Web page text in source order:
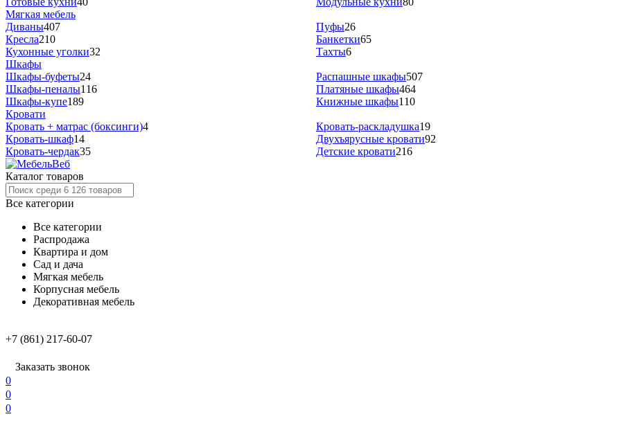
Мягкая мебель
Диваны407
Кресла210
Кухонные уголки32
Пуфы26
Банкетки65
Тахты6
Шкафы
Шкафы-буфеты24
Шкафы-пеналы116
Шкафы-купе189
Распашные шкафы507
Платяные шкафы464
Книжные шкафы110
Кровати
Кровать + матрас (боксинги)4
Кровать-шкаф14
Кровать-чердак35
Кровать-раскладушка19
Двухъярусные кровати92
Детские кровати216
Каталог товаров
Все категории
Все категории
Распродажа
Квартира и дом
Сад и дача
Мягкая мебель
Корпусная мебель
Декоративная мебель
+7 (861) 217-60-07
Заказать звонок
0
0
0